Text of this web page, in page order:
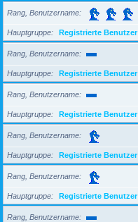
Rang, Benutzername
Hauptgruppe Registrierte Benutzer
Rang, Benutzername
Hauptgruppe Registrierte Benutzer
Rang, Benutzername
Hauptgruppe Registrierte Benutzer
Rang, Benutzername
Hauptgruppe Registrierte Benutzer
Rang, Benutzername
Hauptgruppe Registrierte Benutzer
Rang, Benutzername